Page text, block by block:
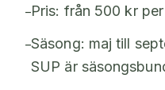
–Pris: från 500 kr
–Säsong: maj till
SUP är